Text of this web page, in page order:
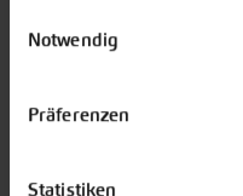
Sie können Ihre
Notwendig
Präferenzen
Statistiken
Artischocke
Aubergine